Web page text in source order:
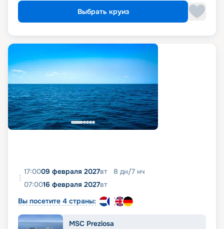
Выбрать круиз
17:0009 февраля 2027вт 8 дн/7 нч
07:0016 февраля 2027вт
Вы посетите 4 страны:
MSC Preziosa